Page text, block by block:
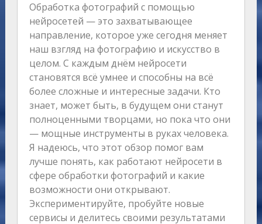
Обработка фотографий с помощью
нейросетей — это захватывающее
направление, которое уже сегодня меняет
наш взгляд на фотографию и искусство в
целом. С каждым днём нейросети
становятся всё умнее и способны на всё
более сложные и интересные задачи. Кто
знает, может быть, в будущем они станут
полноценными творцами, но пока что они
— мощные инструменты в руках человека.
Я надеюсь, что этот обзор помог вам
лучше понять, как работают нейросети в
сфере обработки фотографий и какие
возможности они открывают.
Экспериментируйте, пробуйте новые
сервисы и делитесь своими результатами